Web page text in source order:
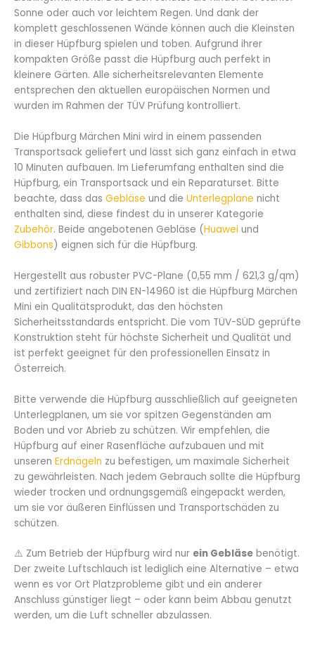
Sonne oder auch vor leichtem Regen. Und dank der
komplett geschlossenen Wände können auch die Kleinsten
in dieser Hüpfburg spielen und toben. Aufgrund ihrer
kompakten Größe passt die Hüpfburg auch perfekt in
kleinere Gärten. Alle sicherheitsrelevanten Elemente
entsprechen den aktuellen europäischen Normen und
wurden im Rahmen der TÜV Prüfung kontrolliert.
Die Hüpfburg Märchen Mini wird in einem passenden
Transportsack geliefert und lässt sich ganz einfach in etwa
10 Minuten aufbauen. Im Lieferumfang enthalten sind die
Hüpfburg, ein Transportsack und ein Reparaturset. Bitte
beachte, dass das Gebläse und die Unterlegplane nicht
enthalten sind, diese findest du in unserer Kategorie
Zubehör. Beide angebotenen Gebläse (Huawei und
Gibbons) eignen sich für die Hüpfburg.
Hergestellt aus robuster PVC-Plane (0,55 mm / 621,3 g/qm)
und zertifiziert nach DIN EN-14960 ist die Hüpfburg Märchen
Mini ein Qualitätsprodukt, das den höchsten
Sicherheitsstandards entspricht. Die vom TÜV-SÜD geprüfte
Konstruktion steht für höchste Sicherheit und Qualität und
ist perfekt geeignet für den professionellen Einsatz in
Österreich.
Bitte verwende die Hüpfburg ausschließlich auf geeigneten
Unterlegplanen, um sie vor spitzen Gegenständen am
Boden und vor Abrieb zu schützen. Wir empfehlen, die
Hüpfburg auf einer Rasenfläche aufzubauen und mit
unseren Erdnägeln zu befestigen, um maximale Sicherheit
zu gewährleisten. Nach jedem Gebrauch sollte die Hüpfburg
wieder trocken und ordnungsgemäß eingepackt werden,
um sie vor äußeren Einflüssen und Transportschäden zu
schützen.
⚠️ Zum Betrieb der Hüpfburg wird nur ein Gebläse benötigt.
Der zweite Luftschlauch ist lediglich eine Alternative – etwa
wenn es vor Ort Platzprobleme gibt und ein anderer
Anschluss günstiger liegt – oder kann beim Abbau genutzt
werden, um die Luft schneller abzulassen.